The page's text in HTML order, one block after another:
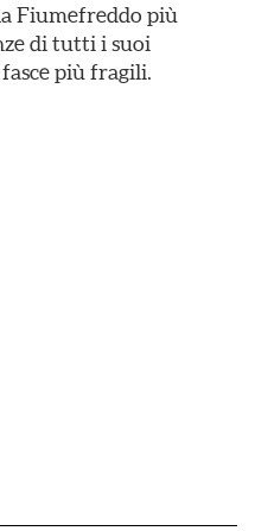
Fiumefreddo più
di tutti i suoi
più fragili.